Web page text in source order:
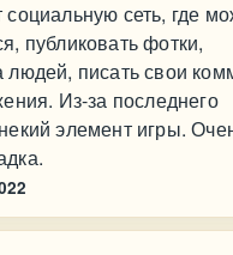
сеть, где
публиковать фотки,
людей, писать свои
Из-за последнего
элемент игры.